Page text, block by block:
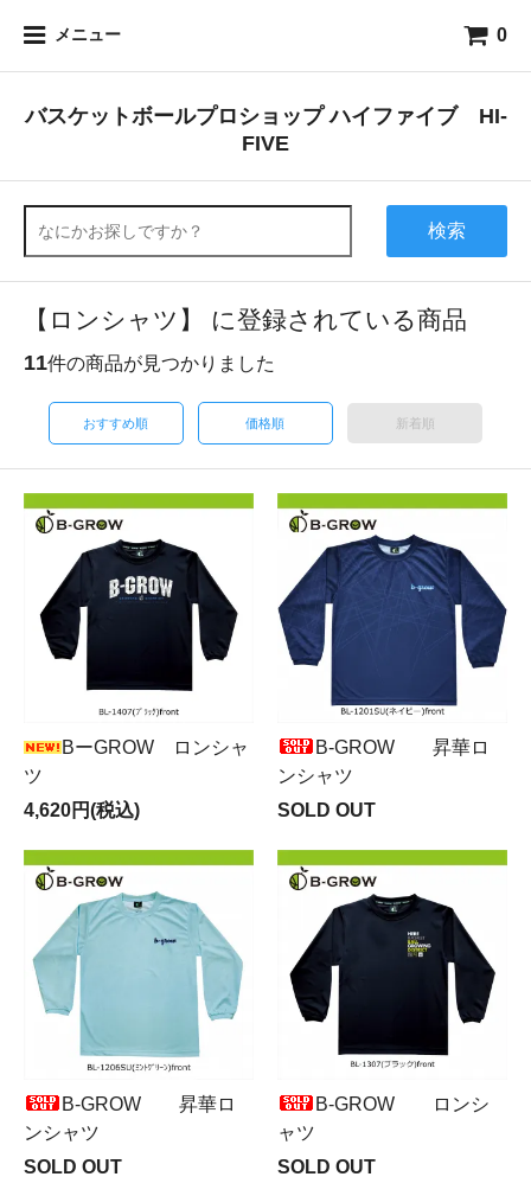
メニュー 0
バスケットボールプロショップ ハイファイブ HI-
FIVE
検索
【ロンシャツ】 に登録されている商品
11件の商品が見つかりました
おすすめ順 価格順 新着順
BーGRОW ロンシャ
ツ
4,620円(税込)
B-GRОW 昇華ロ
ンシャツ
SOLD OUT
B-GRОW 昇華ロ
ンシャツ
SOLD OUT
B-GRОW ロンシ
ャツ
SOLD OUT